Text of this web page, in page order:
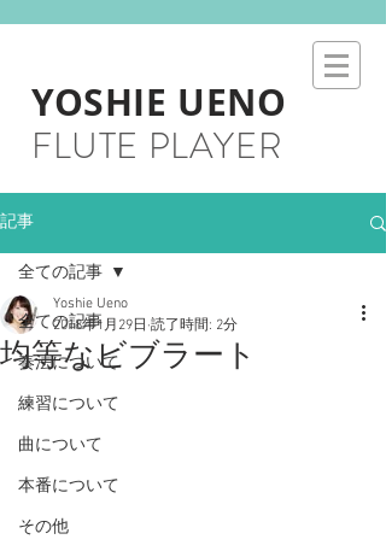
YOSHIE UENO
FLUTE PLAYER
記事
全ての記事
奏法について
練習について
曲について
本番について
その他
全ての記事
均等なビブラート
Yoshie Ueno
2018年1月29日 読了時間: 2分